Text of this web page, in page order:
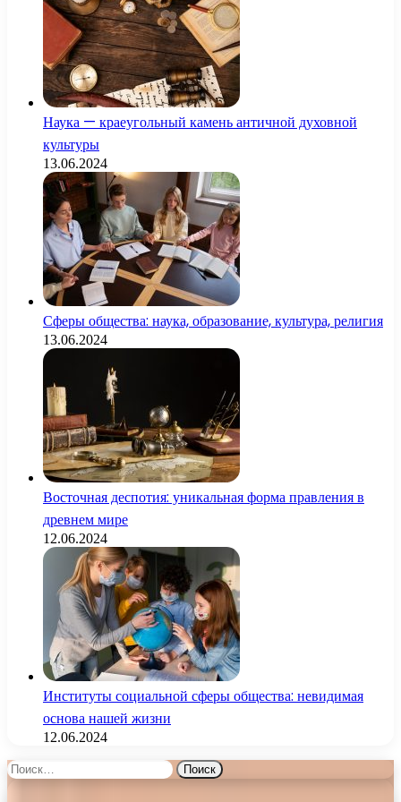
Наука — краеугольный камень античной духовной
культуры
13.06.2024
Сферы общества: наука, образование, культура, религия
13.06.2024
Восточная деспотия: уникальная форма правления в
древнем мире
12.06.2024
Институты социальной сферы общества: невидимая
основа нашей жизни
12.06.2024
Найти: